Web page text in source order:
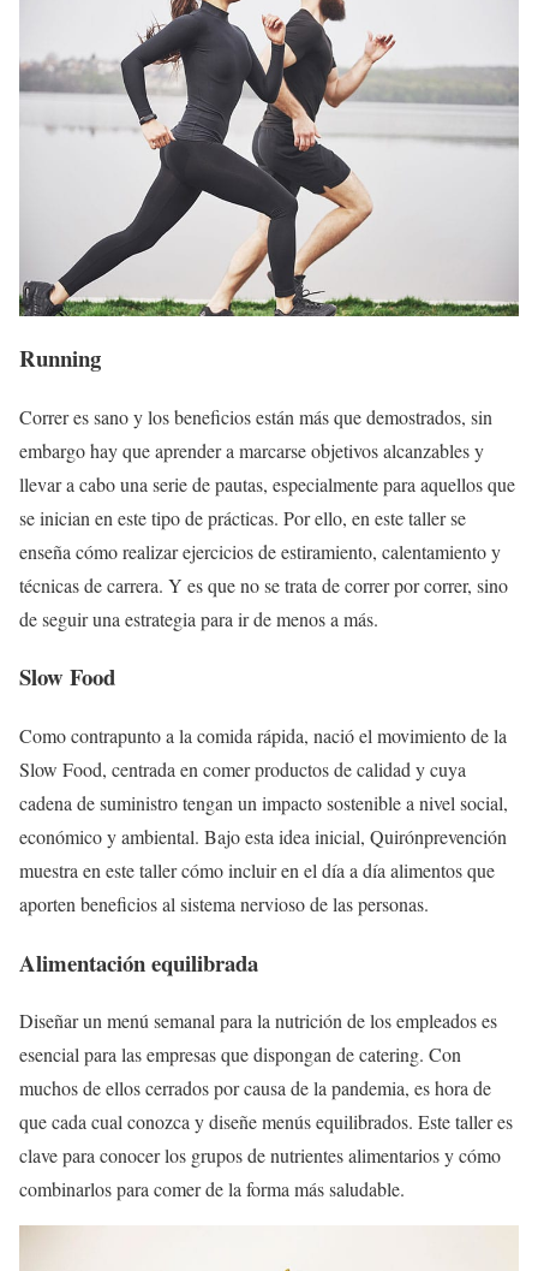
Running
Correr es sano y los beneficios están más que demostrados, sin
embargo hay que aprender a marcarse objetivos alcanzables y
llevar a cabo una serie de pautas, especialmente para aquellos que
se inician en este tipo de prácticas. Por ello, en este taller se
enseña cómo realizar ejercicios de estiramiento, calentamiento y
técnicas de carrera. Y es que no se trata de correr por correr, sino
de seguir una estrategia para ir de menos a más.
Slow Food
Como contrapunto a la comida rápida, nació el movimiento de la
Slow Food, centrada en comer productos de calidad y cuya
cadena de suministro tengan un impacto sostenible a nivel social,
económico y ambiental. Bajo esta idea inicial, Quirónprevención
muestra en este taller cómo incluir en el día a día alimentos que
aporten beneficios al sistema nervioso de las personas.
Alimentación equilibrada
Diseñar un menú semanal para la nutrición de los empleados es
esencial para las empresas que dispongan de catering. Con
muchos de ellos cerrados por causa de la pandemia, es hora de
que cada cual conozca y diseñe menús equilibrados. Este taller es
clave para conocer los grupos de nutrientes alimentarios y cómo
combinarlos para comer de la forma más saludable.